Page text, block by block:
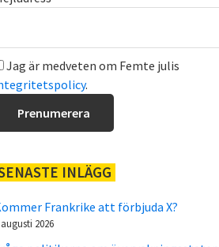
Jag är medveten om Femte julis
.
INLÄGG
Frankrike att förbjuda X?
2026